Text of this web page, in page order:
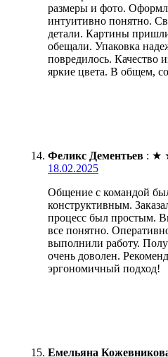
размеры и фото.
интуитивно понятно.
детали. Картины
обещали. Упаковка
повредилось. Качество
яркие цвета. В общем,
Феликс Дементьев : ★
18.02.2025
Общение с командой
конструктивным.
процесс был простым.
все понятно.
выполнили работу.
очень доволен.
эргономичный подход!
Емельяна